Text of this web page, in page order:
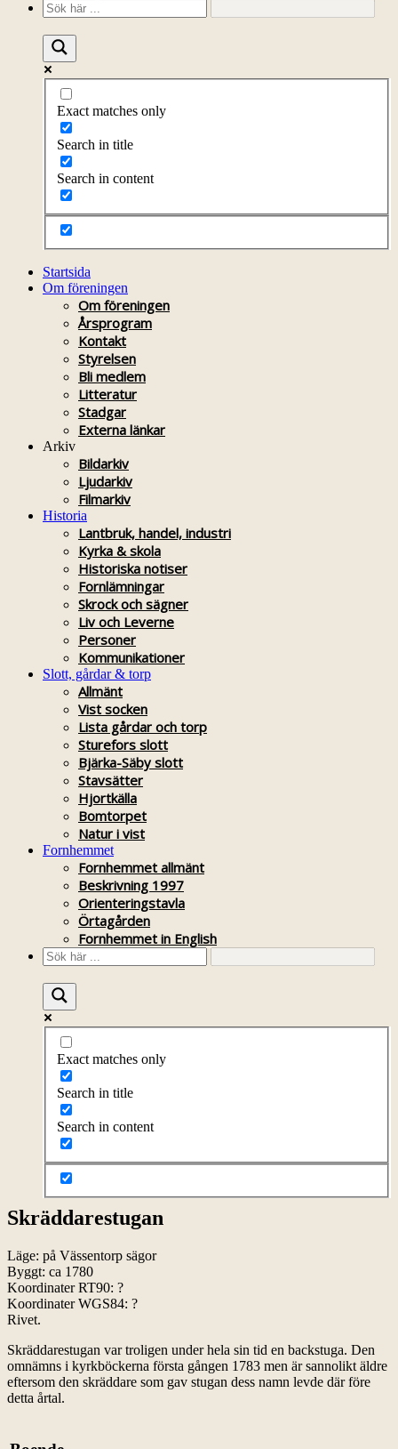
Exact matches only
Search in title
Search in content
Startsida
Om föreningen
Om föreningen
Årsprogram
Kontakt
Styrelsen
Bli medlem
Litteratur
Stadgar
Externa länkar
Arkiv
Bildarkiv
Ljudarkiv
Filmarkiv
Historia
Lantbruk, handel, industri
Kyrka & skola
Historiska notiser
Fornlämningar
Skrock och sägner
Liv och Leverne
Personer
Kommunikationer
Slott, gårdar & torp
Allmänt
Vist socken
Lista gårdar och torp
Sturefors slott
Bjärka-Säby slott
Stavsätter
Hjortkälla
Bomtorpet
Natur i vist
Fornhemmet
Fornhemmet allmänt
Beskrivning 1997
Orienteringstavla
Örtagården
Fornhemmet in English
Exact matches only
Search in title
Search in content
Skräddarestugan
Läge: på Vässentorp sägor
Byggt: ca 1780
Koordinater RT90: ?
Koordinater WGS84: ?
Rivet.
Skräddarestugan var troligen under hela sin tid en backstuga. Den
omnämns i kyrkböckerna första gången 1783 men är sannolikt äldre
eftersom den skräddare som gav stugan dess namn levde där före
detta årtal.